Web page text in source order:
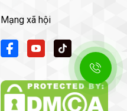
Mạng xã hội